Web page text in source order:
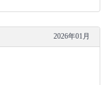
2026年01月